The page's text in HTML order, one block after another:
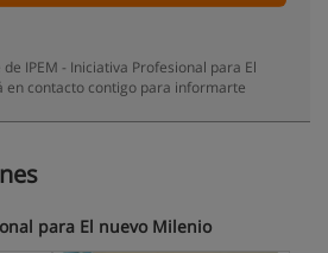
IPEM - Iniciativa Profesional para El
en contacto contigo para informarte
para El nuevo Milenio